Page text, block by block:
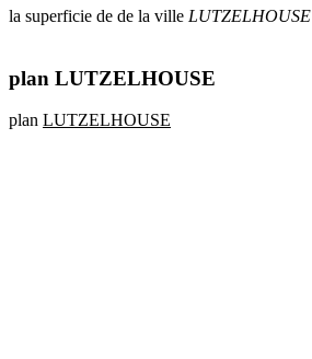
la superficie de de la ville LUTZELHOUSE
plan LUTZELHOUSE
plan LUTZELHOUSE